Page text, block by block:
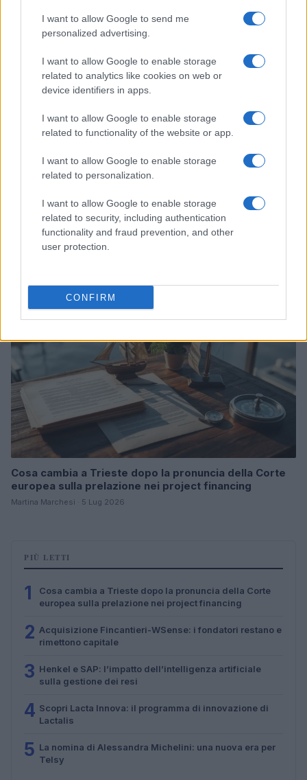
I want to allow Google to send me
personalized advertising.
I want to allow Google to enable storage
related to analytics like cookies on web or
device identifiers in apps.
I want to allow Google to enable storage
related to functionality of the website or app.
I want to allow Google to enable storage
related to personalization.
I want to allow Google to enable storage
related to security, including authentication
functionality and fraud prevention, and other
user protection.
CONFIRM
B2B NEWS
Acquisizione Fincantieri-WSense: i fondatori restano
e rimettono capitale
Linda Pellegrini · 7 Lug 2026
Cosa cambia a Trieste dopo la pronuncia della Corte
europea sulla prelazione nei project financing
Martina Marchesi · 5 Lug 2026
PIÙ LETTI
1
Cosa cambia a Trieste dopo la pronuncia della Corte
europea sulla prelazione nei project financing
2 Acquisizione Fincantieri-WSense: i fondatori restano e
rimettono capitale
3 Henkel e SAP: l’impatto dell’intelligenza artificiale
sulla gestione dei resi
4 Scopri Lacta Innova: il programma di innovazione di
Lactalis
5 La nomina di Alessandra Michelini: una nuova era per
Telsy